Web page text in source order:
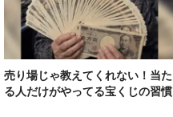
売り場じゃ教えてくれない！当た
る人だけがやってる宝くじの習慣